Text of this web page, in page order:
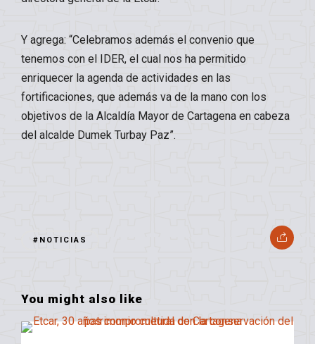
Y agrega: “Celebramos además el convenio que
tenemos con el IDER, el cual nos ha permitido
enriquecer la agenda de actividades en las
fortificaciones, que además va de la mano con los
objetivos de la Alcaldía Mayor de Cartagena en cabeza
del alcalde Dumek Turbay Paz”.
#NOTICIAS
You might also like